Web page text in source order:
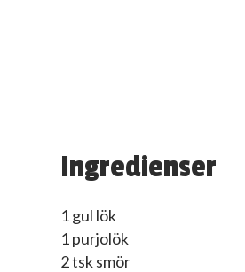
Ingredienser
1 gul lök
1 purjolök
2 tsk smör